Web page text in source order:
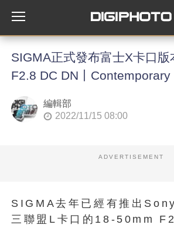
SIGMA正式發布富士X卡口版
F2.8 DC DN丨Contemporary
編輯部
2022/11/15 08:00
ADVERTISEMENT
SIGMA去年已經有推出
三聯盟L卡口的18-50mm